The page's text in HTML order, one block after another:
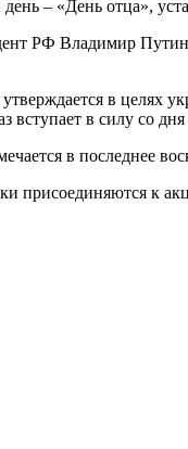
– «День отца»,
РФ Владимир
в
вступает в силу
в последнее
присоединяются к